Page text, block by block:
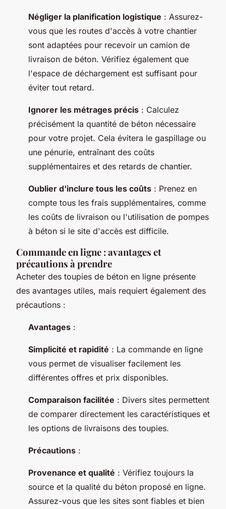
Négliger la planification logistique : Assurez-
vous que les routes d'accès à votre chantier
sont adaptées pour recevoir un camion de
livraison de béton. Vérifiez également que
l'espace de déchargement est suffisant pour
éviter tout retard.
Ignorer les métrages précis : Calculez
précisément la quantité de béton nécessaire
pour votre projet. Cela évitera le gaspillage ou
une pénurie, entraînant des coûts
supplémentaires et des retards de chantier.
Oublier d'inclure tous les coûts : Prenez en
compte tous les frais supplémentaires, comme
les coûts de livraison ou l'utilisation de pompes
à béton si le site d'accès est difficile.
Commande en ligne : avantages et
précautions à prendre
Acheter des toupies de béton en ligne présente
des avantages utiles, mais requiert également des
précautions :
Avantages :
Simplicité et rapidité : La commande en ligne
vous permet de visualiser facilement les
différentes offres et prix disponibles.
Comparaison facilitée : Divers sites permettent
de comparer directement les caractéristiques et
les options de livraisons des toupies.
Précautions :
Provenance et qualité : Vérifiez toujours la
source et la qualité du béton proposé en ligne.
Assurez-vous que les sites sont fiables et bien